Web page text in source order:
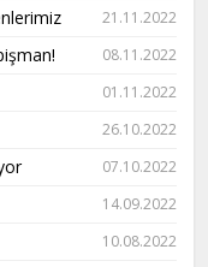
21.11.2022
08.11.2022
01.11.2022
26.10.2022
07.10.2022
14.09.2022
10.08.2022